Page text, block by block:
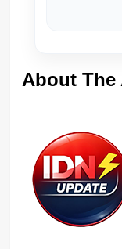
About The